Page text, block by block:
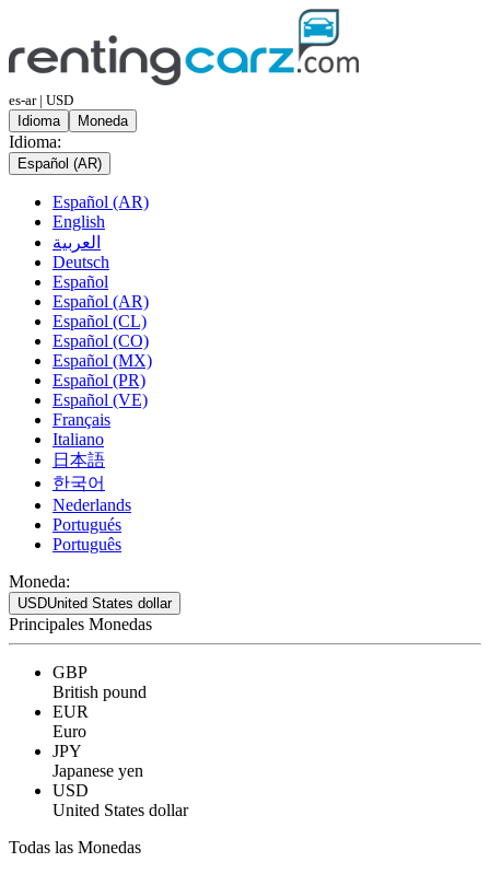
es-ar | USD
Idioma
Moneda
Idioma:
Español (AR)
Español (AR)
English
العربية
Deutsch
Español
Español (AR)
Español (CL)
Español (CO)
Español (MX)
Español (PR)
Español (VE)
Français
Italiano
日本語
한국어
Nederlands
Portugués
Português
Moneda:
USDUnited States dollar
Principales Monedas
GBP
British pound
EUR
Euro
JPY
Japanese yen
USD
United States dollar
Todas las Monedas